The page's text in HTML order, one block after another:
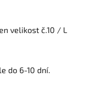
velikost č.10 / L
do 6-10 dní.